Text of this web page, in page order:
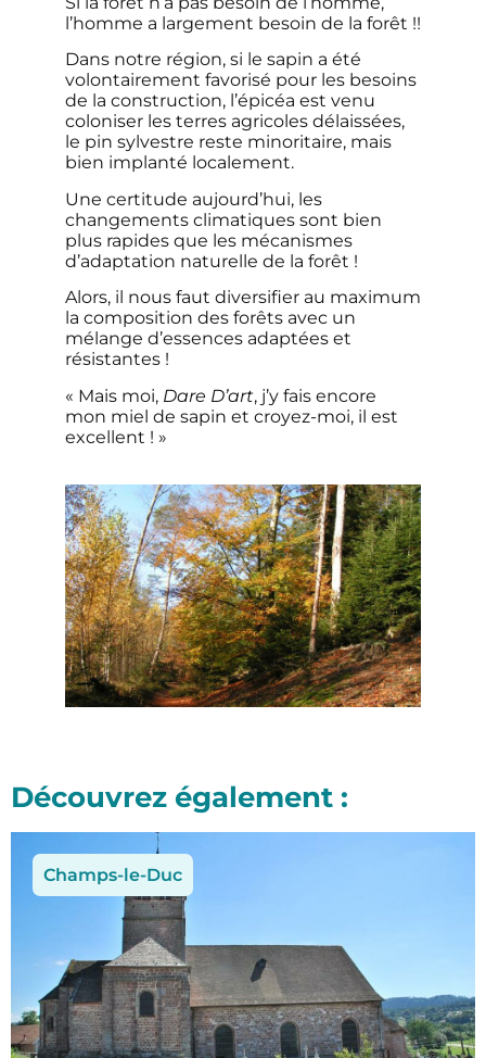
l’homme a largement besoin de la forêt !!
Dans notre région, si le sapin a été
volontairement favorisé pour les besoins
de la construction, l’épicéa est venu
coloniser les terres agricoles délaissées,
le pin sylvestre reste minoritaire, mais
bien implanté localement.
Une certitude aujourd’hui, les
changements climatiques sont bien
plus rapides que les mécanismes
d’adaptation naturelle de la forêt !
Alors, il nous faut diversifier au maximum
la composition des forêts avec un
mélange d’essences adaptées et
résistantes !
« Mais moi, Dare D’art, j’y fais encore
mon miel de sapin et croyez-moi, il est
excellent ! »
Découvrez également :
Champs-le-Duc